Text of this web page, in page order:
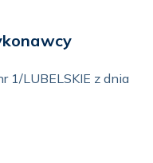
1/LUBELSKIE z dnia